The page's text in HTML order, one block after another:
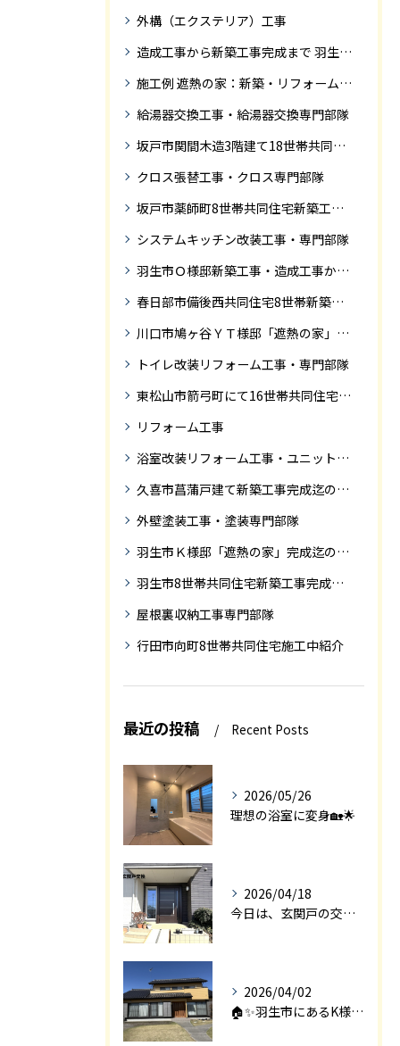
外構（エクステリア）工事
造成工事から新築工事完成まで 羽生市Ｓ様邸新築工事・
施工例 遮熱の家：新築・リフォーム ドローンにて空撮
給湯器交換工事・給湯器交換専門部隊
坂戸市関間木造3階建て18世帯共同住宅の完成迄紹介
クロス張替工事・クロス専門部隊
坂戸市薬師町8世帯共同住宅新築工事完成迄の紹介です
システムキッチン改装工事・専門部隊
羽生市Ｏ様邸新築工事・造成工事から住宅完成までの紹介
春日部市備後西共同住宅8世帯新築工事完成迄の紹介です。
川口市鳩ヶ谷ＹＴ様邸「遮熱の家」工事状況
トイレ改装リフォーム工事・専門部隊
東松山市箭弓町にて16世帯共同住宅新築工事完成迄の紹介です。
リフォーム工事
浴室改装リフォーム工事・ユニットバス専門部隊
久喜市菖蒲戸建て新築工事完成迄の紹介
外壁塗装工事・塗装専門部隊
羽生市Ｋ様邸「遮熱の家」完成迄の紹介です
羽生市8世帯共同住宅新築工事完成迄の紹介
屋根裏収納工事専門部隊
行田市向町8世帯共同住宅施工中紹介
最近の投稿 Recent Posts
2026/05/26
理想の浴室に変身🏡🌟
2026/04/18
今日は、玄関戸の交換工事をご紹介します🚪✨。
2026/04/02
🏠✨羽生市にあるK様邸は、2008年に㈱エアロックで新築され...